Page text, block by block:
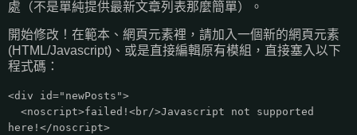
處（不是單純提供最新文章列表那麼簡單）。
開始修改！在範本、網頁元素裡，請加入一個新的網頁元素
(HTML/Javascript)、或是直接編輯原有模組，直接塞入以下
程式碼：
<div id="newPosts">
<noscript>failed!<br/>Javascript not supported
here!</noscript>